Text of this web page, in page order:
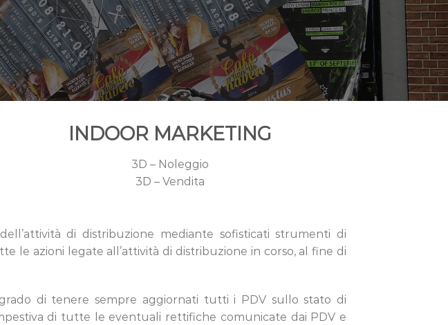
INDOOR MARKETING
3D – Noleggio
3D – Vendita
di distribuzione mediante sofisticati strumenti di
le azioni legate all’attività di distribuzione in corso, al fine di
di tenere sempre aggiornati tutti i PDV sullo stato di
di tutte le eventuali rettifiche comunicate dai PDV e